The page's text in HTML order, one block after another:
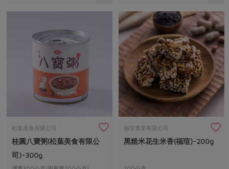
松葉美食有限公司
桂圓八寶粥(松葉美食有限公
司)-300g
福瑄實業有限公司
黑糙米花生米香(福瑄)-200g